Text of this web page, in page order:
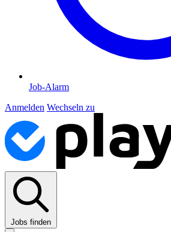
Job-Alarm
Anmelden Wechseln zu
Jobs finden